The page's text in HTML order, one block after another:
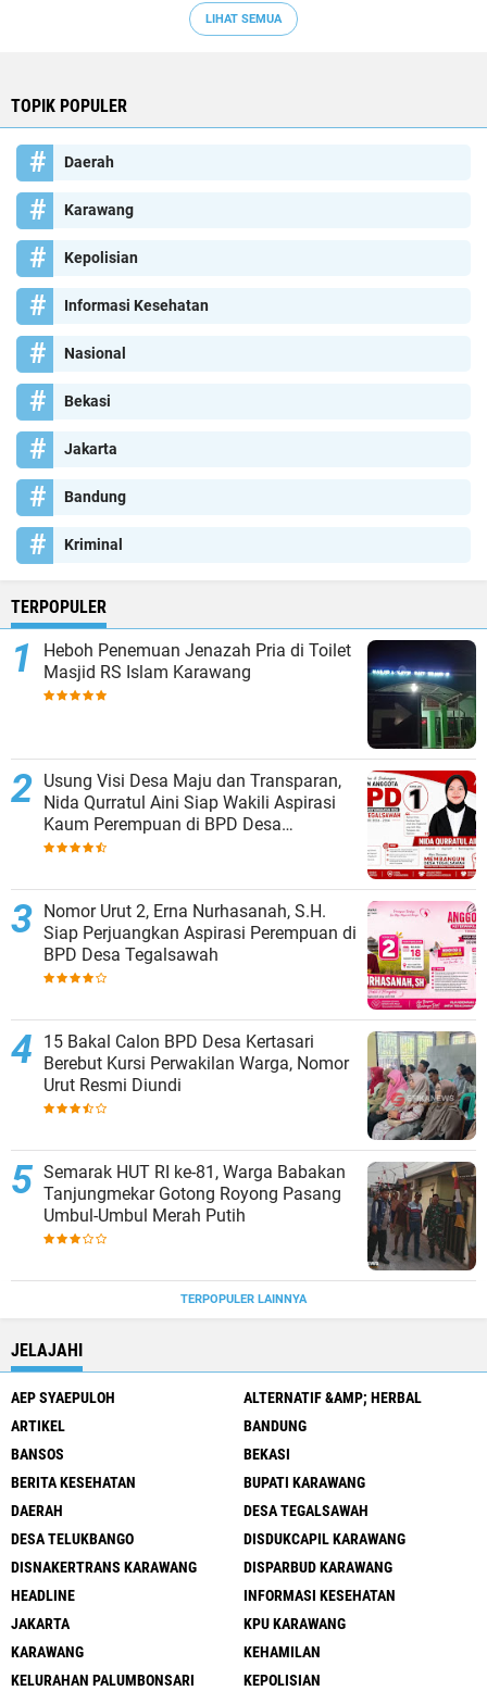
LIHAT SEMUA
TOPIK POPULER
Daerah
Karawang
Kepolisian
Informasi Kesehatan
Nasional
Bekasi
Jakarta
Bandung
Kriminal
TERPOPULER
Heboh Penemuan Jenazah Pria di Toilet
Masjid RS Islam Karawang
Usung Visi Desa Maju dan Transparan,
Nida Qurratul Aini Siap Wakili Aspirasi
Kaum Perempuan di BPD Desa
Tegalsawah
Nomor Urut 2, Erna Nurhasanah, S.H.
Siap Perjuangkan Aspirasi Perempuan di
BPD Desa Tegalsawah
15 Bakal Calon BPD Desa Kertasari
Berebut Kursi Perwakilan Warga, Nomor
Urut Resmi Diundi
Semarak HUT RI ke-81, Warga Babakan
Tanjungmekar Gotong Royong Pasang
Umbul-Umbul Merah Putih
TERPOPULER LAINNYA
JELAJAHI
AEP SYAEPULOH
ALTERNATIF &AMP; HERBAL
ARTIKEL
BANDUNG
BANSOS
BEKASI
BERITA KESEHATAN
BUPATI KARAWANG
DAERAH
DESA TEGALSAWAH
DESA TELUKBANGO
DISDUKCAPIL KARAWANG
DISNAKERTRANS KARAWANG
DISPARBUD KARAWANG
HEADLINE
INFORMASI KESEHATAN
JAKARTA
KPU KARAWANG
KARAWANG
KEHAMILAN
KELURAHAN PALUMBONSARI
KEPOLISIAN